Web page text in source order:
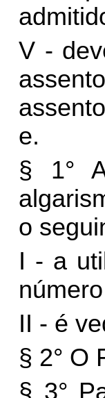
V -
e.
§ 1°
o
I - a
II - é
§ 2° O
§ 3°